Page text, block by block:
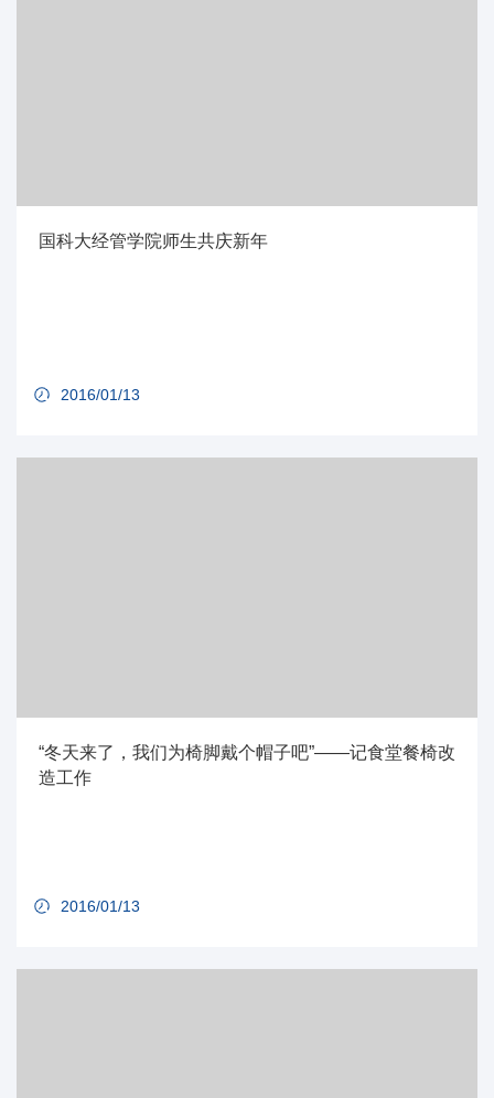
国科大经管学院师生共庆新年
2016/01/13
“冬天来了，我们为椅脚戴个帽子吧”——记食堂餐椅改
造工作
2016/01/13